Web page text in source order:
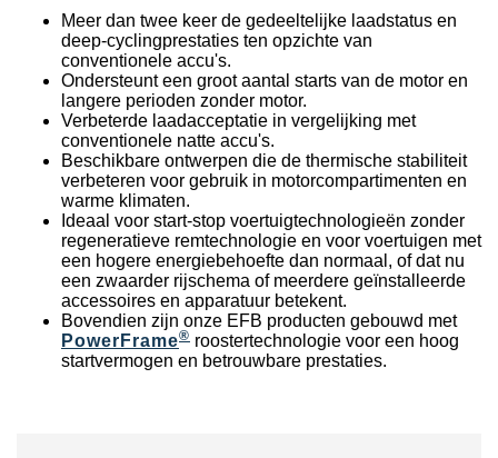
Meer dan twee keer de gedeeltelijke laadstatus en
deep-cyclingprestaties ten opzichte van
conventionele accu's.
Ondersteunt een groot aantal starts van de motor en
langere perioden zonder motor.
Verbeterde laadacceptatie in vergelijking met
conventionele natte accu's.
Beschikbare ontwerpen die de thermische stabiliteit
verbeteren voor gebruik in motorcompartimenten en
warme klimaten.
Ideaal voor start-stop voertuigtechnologieën zonder
regeneratieve remtechnologie en voor voertuigen met
een hogere energiebehoefte dan normaal, of dat nu
een zwaarder rijschema of meerdere geïnstalleerde
accessoires en apparatuur betekent.
Bovendien zijn onze EFB producten gebouwd met
PowerFrame® roostertechnologie voor een hoog
startvermogen en betrouwbare prestaties.